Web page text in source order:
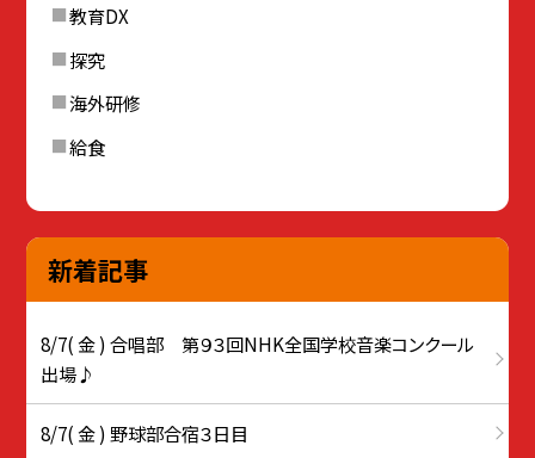
教育DX
探究
海外研修
給食
新着記事
8/7( 金 ) 合唱部 第９３回NHK全国学校音楽コンクール
出場♪
8/7( 金 ) 野球部合宿３日目